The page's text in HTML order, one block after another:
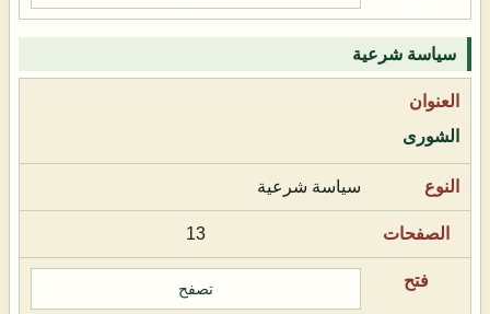
سياسة شرعية
الشورى
سياسة شرعية
13
تصفح